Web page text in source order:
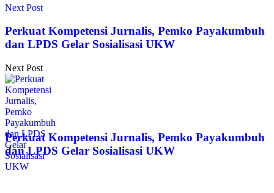
Next Post
Perkuat Kompetensi Jurnalis, Pemko Payakumbuh
dan LPDS Gelar Sosialisasi UKW
Next Post
Perkuat Kompetensi Jurnalis, Pemko Payakumbuh
dan LPDS Gelar Sosialisasi UKW